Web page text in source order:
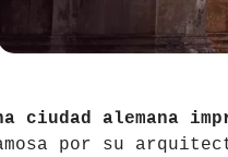
ciudad alemana
por su